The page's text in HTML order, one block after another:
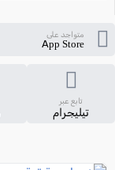
متواجد على
App Store
تابع عبر
تيليجرام